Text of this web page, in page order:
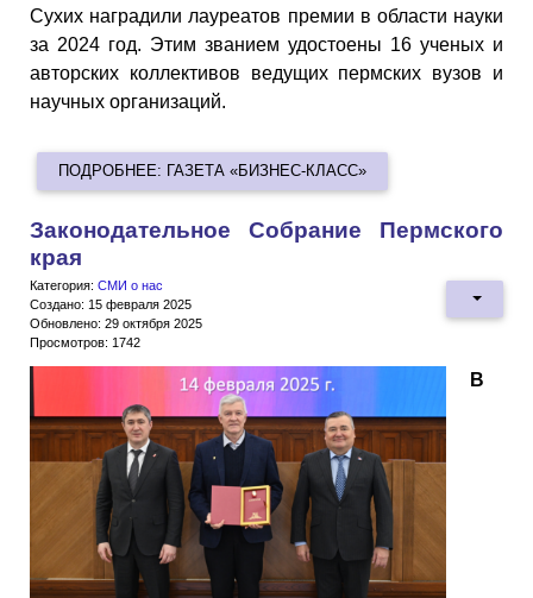
Сухих наградили лауреатов премии в области науки
за 2024 год. Этим званием удостоены 16 ученых и
авторских коллективов ведущих пермских вузов и
научных организаций.
ПОДРОБНЕЕ: ГАЗЕТА «БИЗНЕС-КЛАСС»
Законодательное Собрание Пермского
края
Категория: СМИ о нас
Создано: 15 февраля 2025
Обновлено: 29 октября 2025
Просмотров: 1742
В